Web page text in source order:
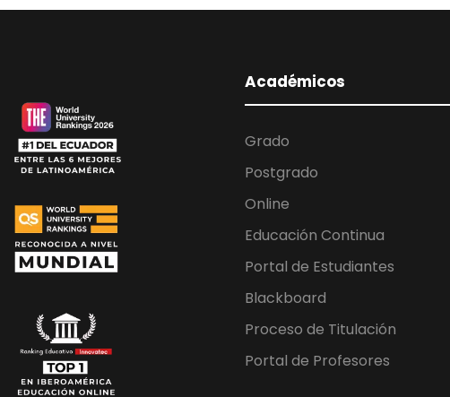
Académicos
Grado
Postgrado
Online
Educación Continua
Portal de Estudiantes
Blackboard
Proceso de Titulación
Portal de Profesores